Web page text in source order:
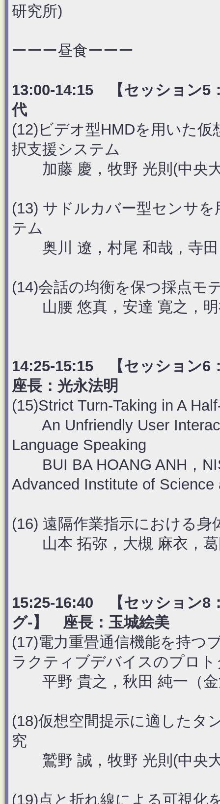
研究所)
ーーー昼食ーーー
13:00-14:15 【セッション5
代
(12)ビデオ型HMDを用いた
択支援システム
加藤 慶，牧野 光則(中央
(13) サドルカバー型センサ
テム
奥川 遼，村尾 和哉，寺田
(14)会話の均衡を保つ採点モ
山腰 悠真，安達 寛之，明
14:25-15:15 【セッション6
座長：光永法明
(15)Strict Turn-Taking in A
An Unfriendly User
Language Speaking
BUI BA HOANG ANH，
Advanced Institute of Science
(16) 遠隔作業指示における
山本 拓弥，大槻 麻衣，葛
15:25-16:40 【セッション8
グ-】 座長：玉城絵美
(17)電力重畳通信機能を持つ
ラクティブデバイスのプロ
平野 貴之，秋田 純一（金
(18)仮想空間提示に適したタ
究
鷲野 誠，牧野 光則(中央
(19)点と折れ線による可視化